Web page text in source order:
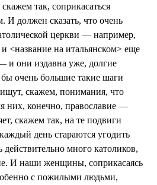
так, соприкасаться
И должен сказать, что очень
церкви — например,
<название на итальянском> еще
и они издавна уже, долгие
бы очень большие такие шаги
скажем, понимания, что
них, конечно, православие —
скажем так, на те подвиги
день стараются угодить
много католиков,
И наши женщины, соприкасаясь
с пожилыми людьми,